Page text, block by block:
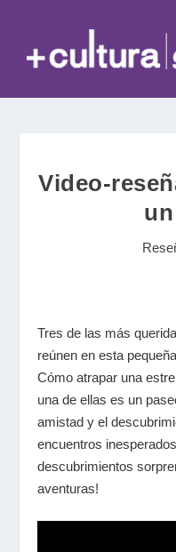
Video-
Tres de las más
reúnen en esta
Cómo atrapar una
una de ellas es un
amistad y el
encuentros
descubrimientos
aventuras!